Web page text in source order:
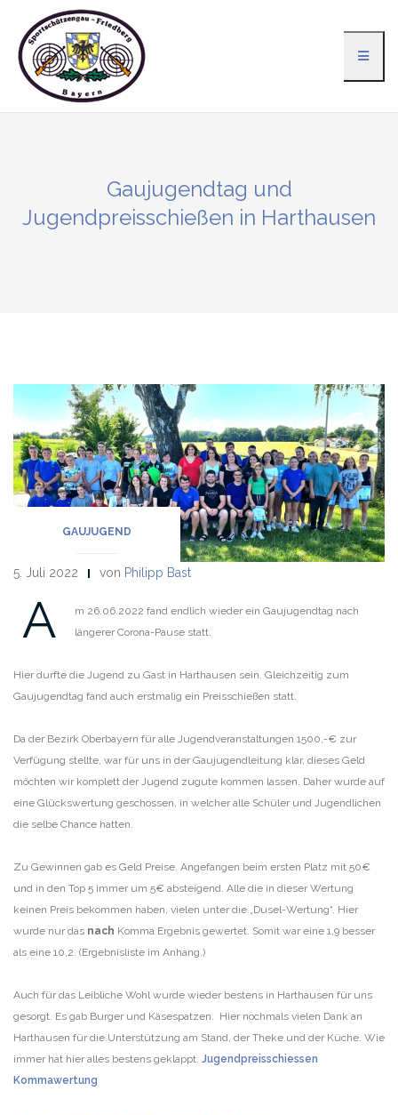
Inhalt
springen
Gaujugendtag und
Jugendpreisschießen in Harthausen
GAUJUGEND
5. Juli 2022 von Philipp Bast
A
m 26.06.2022 fand endlich wieder ein Gaujugendtag nach
längerer Corona-Pause statt.
Hier durfte die Jugend zu Gast in Harthausen sein. Gleichzeitig zum
Gaujugendtag fand auch erstmalig ein Preisschießen statt.
Da der Bezirk Oberbayern für alle Jugendveranstaltungen 1500,-€ zur
Verfügung stellte, war für uns in der Gaujugendleitung klar, dieses Geld
möchten wir komplett der Jugend zugute kommen lassen. Daher wurde auf
eine Glückswertung geschossen, in welcher alle Schüler und Jugendlichen
die selbe Chance hatten.
Zu Gewinnen gab es Geld Preise. Angefangen beim ersten Platz mit 50€
und in den Top 5 immer um 5€ absteigend. Alle die in dieser Wertung
keinen Preis bekommen haben, vielen unter die „Dusel-Wertung“. Hier
wurde nur das nach Komma Ergebnis gewertet. Somit war eine 1,9 besser
als eine 10,2. (Ergebnisliste im Anhang.)
Auch für das Leibliche Wohl wurde wieder bestens in Harthausen für uns
gesorgt. Es gab Burger und Käsespatzen. Hier nochmals vielen Dank an
Harthausen für die Unterstützung am Stand, der Theke und der Küche. Wie
immer hat hier alles bestens geklappt. Jugendpreisschiessen
Kommawertung